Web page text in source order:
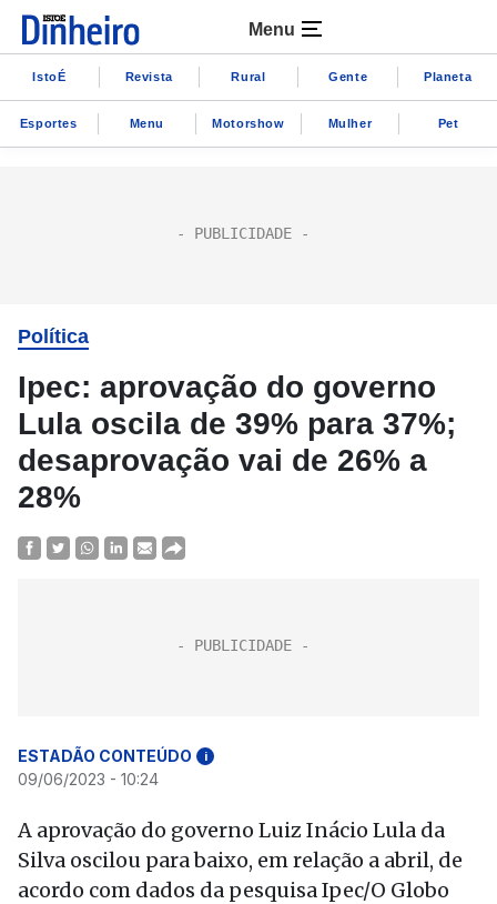
Menu
IstoÉ Revista Rural Gente Planeta
Esportes Menu Motorshow Mulher Pet
Política
Ipec: aprovação do governo
Lula oscila de 39% para 37%;
desaprovação vai de 26% a
28%
ESTADÃO CONTEÚDO i
09/06/2023 - 10:24
A aprovação do governo Luiz Inácio Lula da
Silva oscilou para baixo, em relação a abril, de
acordo com dados da pesquisa Ipec/O Globo